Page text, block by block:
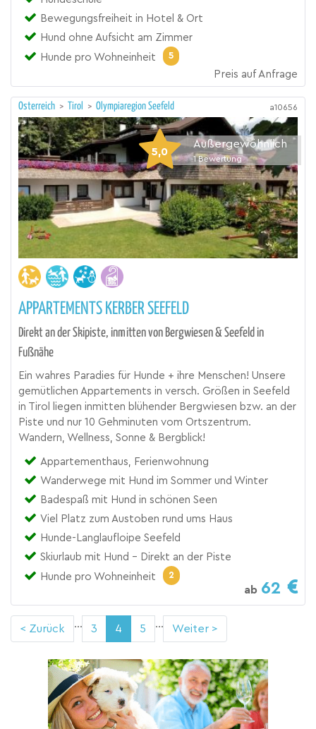
Bewegungsfreiheit in Hotel & Ort
Hund ohne Aufsicht am Zimmer
Hunde pro Wohneinheit
5
Preis auf Anfrage
Österreich > Tirol > Olympiaregion Seefeld a10656
5,0
Außergewöhnlich
1 Bewertung
APPARTEMENTS KERBER SEEFELD
Direkt an der Skipiste, inmitten von Bergwiesen & Seefeld in
Fußnähe
Ein wahres Paradies für Hunde + ihre Menschen! Unsere
gemütlichen Appartements in versch. Größen in Seefeld
in Tirol liegen inmitten blühender Bergwiesen bzw. an der
Piste und nur 10 Gehminuten vom Ortszentrum.
Wandern, Wellness, Sonne & Bergblick!
Appartementhaus, Ferienwohnung
Wanderwege mit Hund im Sommer und Winter
Badespaß mit Hund in schönen Seen
Viel Platz zum Austoben rund ums Haus
Hunde-Langlaufloipe Seefeld
Skiurlaub mit Hund - Direkt an der Piste
Hunde pro Wohneinheit
2
ab 62
< Zurück ... 3 4 5 ... Weiter >